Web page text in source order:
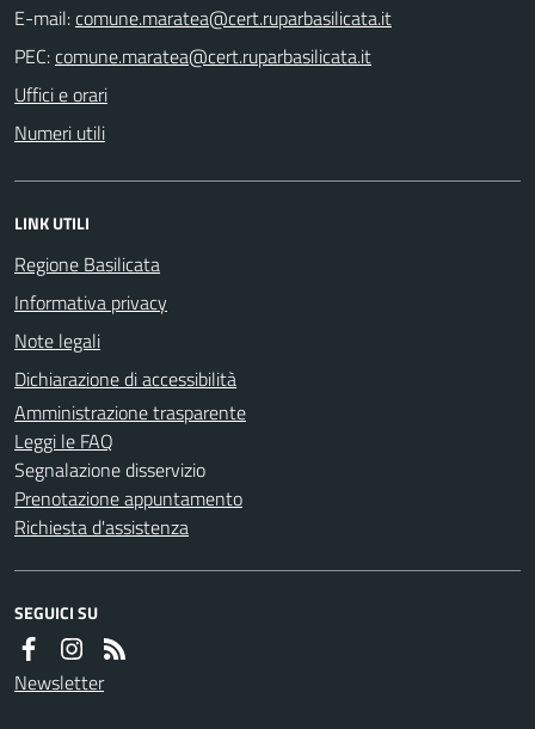
E-mail:
PEC:
Uffici e orari
Numeri utili
LINK UTILI
Regione Basilicata
Informativa privacy
Note legali
Dichiarazione di accessibilità
Amministrazione trasparente
Leggi le FAQ
Segnalazione disservizio
Prenotazione appuntamento
Richiesta d'assistenza
SEGUICI SU
Newsletter